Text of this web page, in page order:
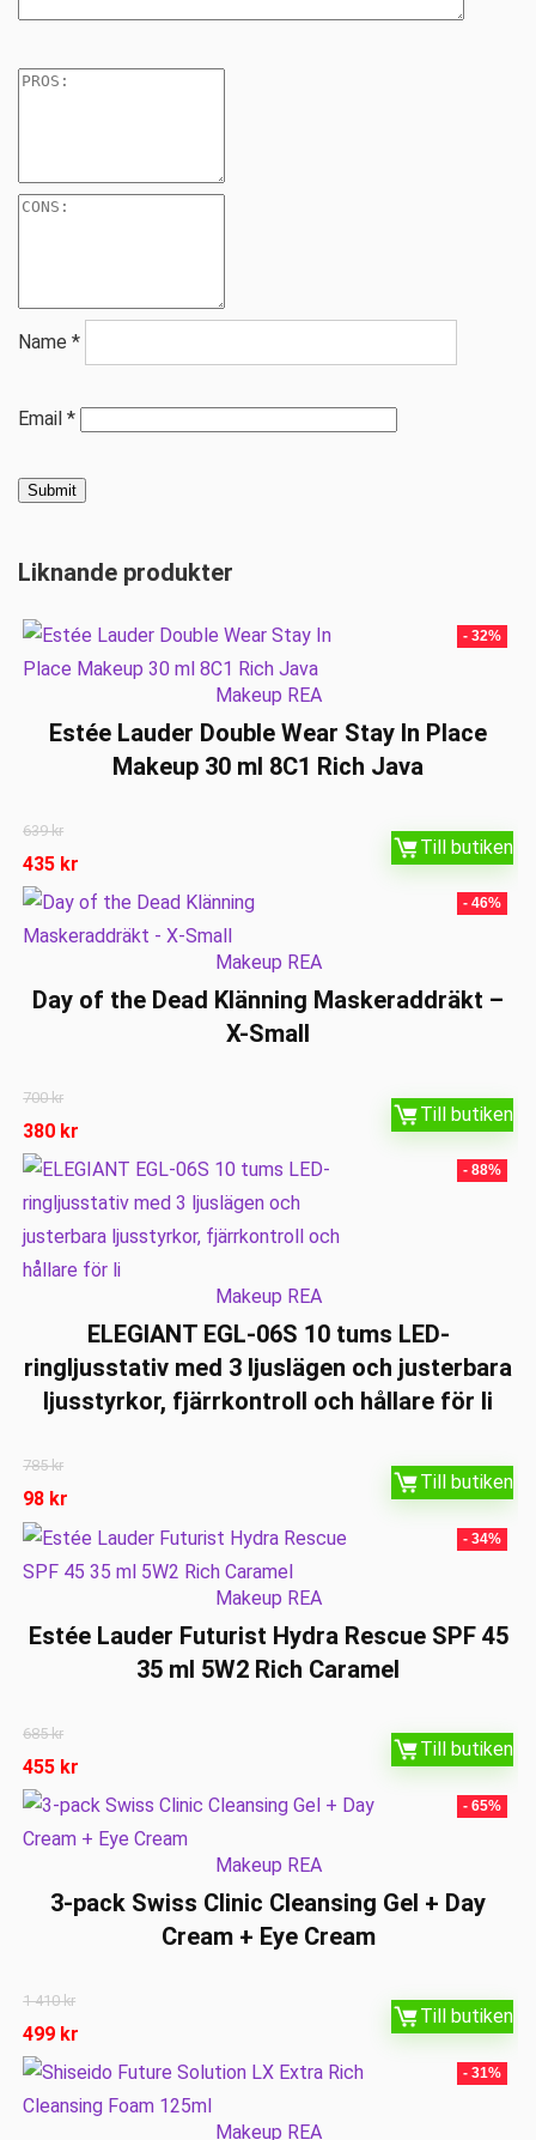
Name *
Email *
Liknande produkter
- 32%
Makeup REA
Estée Lauder Double Wear Stay In Place
Makeup 30 ml 8C1 Rich Java
639kr
435 kr
Till butiken
- 46%
Makeup REA
Day of the Dead Klänning Maskeraddräkt –
X-Small
700kr
380 kr
Till butiken
- 88%
Makeup REA
ELEGIANT EGL-06S 10 tums LED-
ringljusstativ med 3 ljuslägen och justerbara
ljusstyrkor, fjärrkontroll och hållare för li
785kr
98 kr
Till butiken
- 34%
Makeup REA
Estée Lauder Futurist Hydra Rescue SPF 45
35 ml 5W2 Rich Caramel
685kr
455 kr
Till butiken
- 65%
Makeup REA
3-pack Swiss Clinic Cleansing Gel + Day
Cream + Eye Cream
1 410kr
499 kr
Till butiken
- 31%
Makeup REA